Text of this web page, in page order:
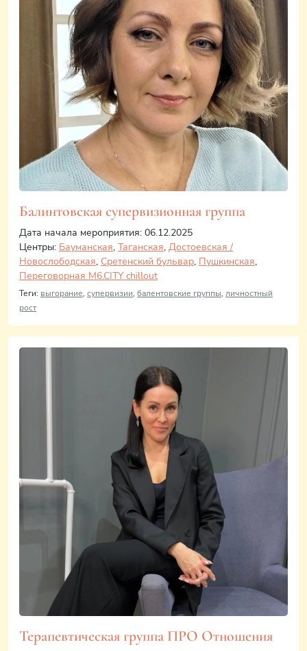
Балинтовская супервизионная группа
Дата начала мероприятия: 06.12.2025
Центры: Бауманская, Таганская, Достоевская /
Новослободская, Сретенский бульвар, Пушкинская,
Переговорная M6.CITY chillout
Теги: выгорание, супервизии, балентовские группы, личностный
рост
Терапевтическая группа ПРО Отношения